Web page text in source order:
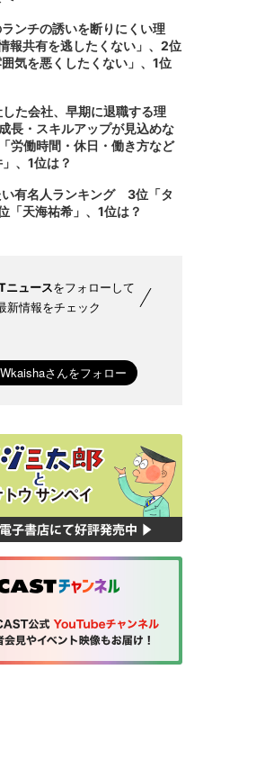
ランチの誘いを断りにくい理
共有を逃したくない」、2位
囲気を悪くしたくない」、1位
た会社、早期に退職する理
長・スキルアップが見込めな
労働時間・休日・働き方など
、1位は？
い有名人ランキング 3位「タ
「天海祐希」、1位は？
ニュースをフォローして
新情報をチェック